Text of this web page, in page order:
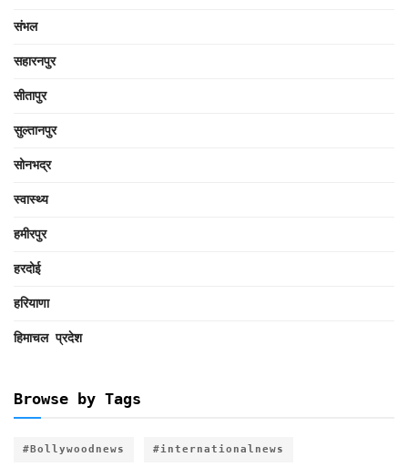
संभल
सहारनपुर
सीतापुर
सुल्तानपुर
सोनभद्र
स्वास्थ्य
हमीरपुर
हरदोई
हरियाणा
हिमाचल प्रदेश
Browse by Tags
#Bollywoodnews #internationalnews